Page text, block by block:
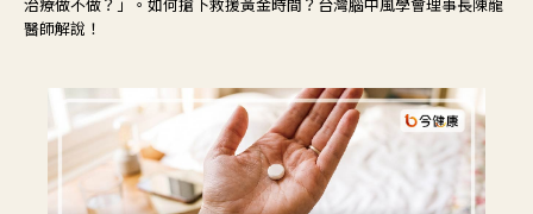
醫師解說！